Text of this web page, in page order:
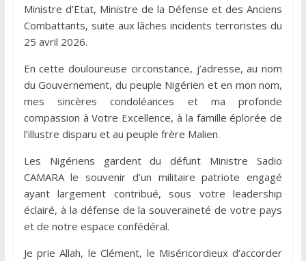
Ministre d’Etat, Ministre de la Défense et des Anciens
Combattants, suite aux lâches incidents terroristes du
25 avril 2026.
En cette douloureuse circonstance, j’adresse, au nom
du Gouvernement, du peuple Nigérien et en mon nom,
mes sincères condoléances et ma profonde
compassion à Votre Excellence, à la famille éplorée de
l’illustre disparu et au peuple frère Malien.
Les Nigériens gardent du défunt Ministre Sadio
CAMARA le souvenir d’un militaire patriote engagé
ayant largement contribué, sous votre leadership
éclairé, à la défense de la souveraineté de votre pays
et de notre espace confédéral.
Je prie Allah, le Clément, le Miséricordieux d’accorder